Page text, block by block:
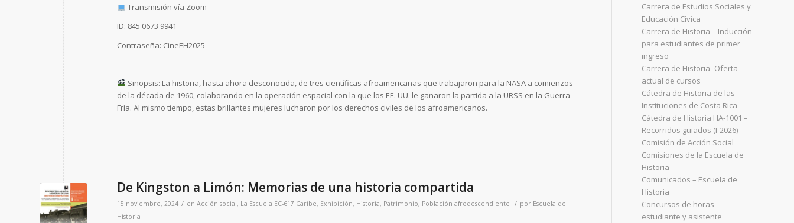
Transmisión vía Zoom
ID: 845 0673 9941
Contraseña: CineEH2025
Sinopsis: La historia, hasta ahora desconocida, de tres científicas afroamericanas que trabajaron para la NASA a comienzos
de la década de 1960, colaborando en la operación espacial con la que los EE. UU. le ganaron la partida a la URSS en la Guerra
Fría. Al mismo tiempo, estas brillantes mujeres lucharon por los derechos civiles de los afroamericanos.
De Kingston a Limón: Memorias de una historia compartida
15 noviembre, 2024 / en Acción social, La Escuela EC-617 Caribe, Exhibición, Historia, Patrimonio, Población afrodescendiente / por Escuela de
Historia
Carrera de Estudios Sociales y
Educación Cívica
Carrera de Historia – Inducción
para estudiantes de primer
ingreso
Carrera de Historia- Oferta
actual de cursos
Cátedra de Historia de las
Instituciones de Costa Rica
Cátedra de Historia HA-1001 –
Recorridos guiados (I-2026)
Comisión de Acción Social
Comisiones de la Escuela de
Historia
Comunicados – Escuela de
Historia
Concursos de horas
estudiante y asistente